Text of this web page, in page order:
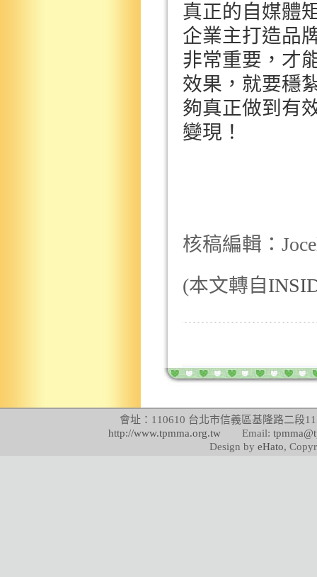
真正的自媒體
企業主打造品
非常重要，才
效果，就要穩
夠真正做到有
變現！
核稿編輯：
(本文轉自
會址：110610 台北市信義區基隆路二
http://www.tpmma.org.twEmail:
Design by eHato,